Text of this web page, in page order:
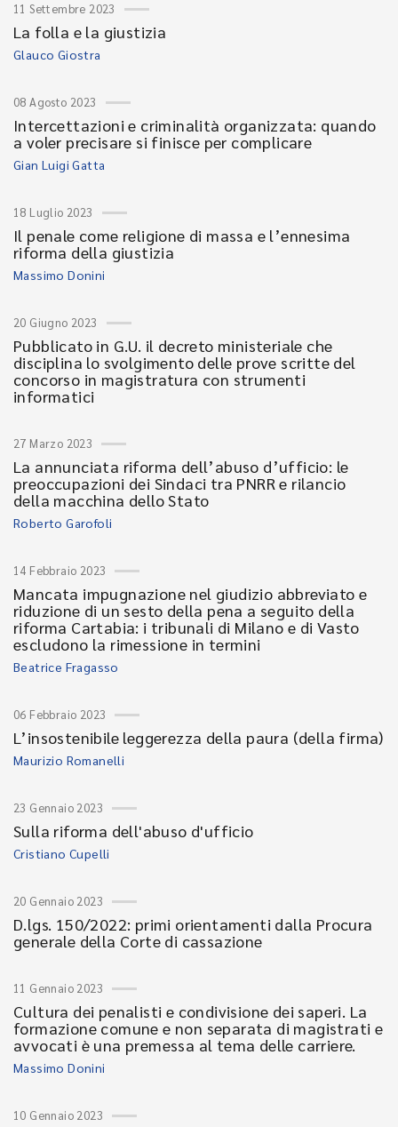
11 Settembre 2023
La folla e la giustizia
Glauco Giostra
08 Agosto 2023
Intercettazioni e criminalità organizzata: quando
a voler precisare si finisce per complicare
Gian Luigi Gatta
18 Luglio 2023
Il penale come religione di massa e l’ennesima
riforma della giustizia
Massimo Donini
20 Giugno 2023
Pubblicato in G.U. il decreto ministeriale che
disciplina lo svolgimento delle prove scritte del
concorso in magistratura con strumenti
informatici
27 Marzo 2023
La annunciata riforma dell’abuso d’ufficio: le
preoccupazioni dei Sindaci tra PNRR e rilancio
della macchina dello Stato
Roberto Garofoli
14 Febbraio 2023
Mancata impugnazione nel giudizio abbreviato e
riduzione di un sesto della pena a seguito della
riforma Cartabia: i tribunali di Milano e di Vasto
escludono la rimessione in termini
Beatrice Fragasso
06 Febbraio 2023
L’insostenibile leggerezza della paura (della firma)
Maurizio Romanelli
23 Gennaio 2023
Sulla riforma dell'abuso d'ufficio
Cristiano Cupelli
20 Gennaio 2023
D.lgs. 150/2022: primi orientamenti dalla Procura
generale della Corte di cassazione
11 Gennaio 2023
Cultura dei penalisti e condivisione dei saperi. La
formazione comune e non separata di magistrati e
avvocati è una premessa al tema delle carriere.
Massimo Donini
10 Gennaio 2023